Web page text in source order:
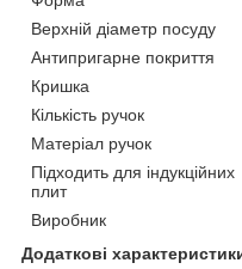
Верхній діаметр посуду
Антипригарне покриття
Кришка
Кількість ручок
Матеріал ручок
Підходить для індукційних
плит
Виробник
Додаткові